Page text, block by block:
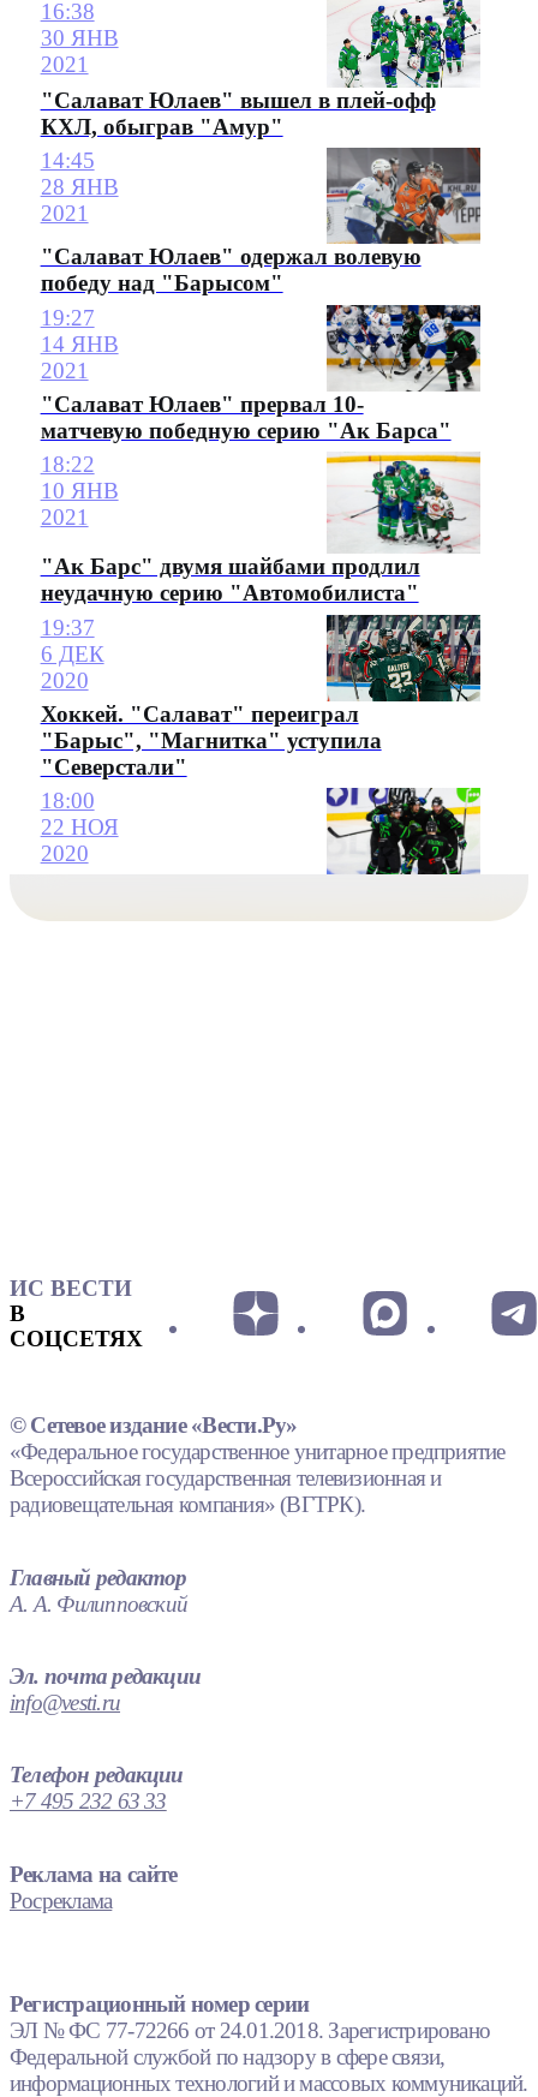
16:38
30 ЯНВ
2021
"Салават Юлаев" вышел в плей-офф
КХЛ, обыграв "Амур"
14:45
28 ЯНВ
2021
"Салават Юлаев" одержал волевую
победу над "Барысом"
19:27
14 ЯНВ
2021
"Салават Юлаев" прервал 10-
матчевую победную серию "Ак Барса"
18:22
10 ЯНВ
2021
"Ак Барс" двумя шайбами продлил
неудачную серию "Автомобилиста"
19:37
6 ДЕК
2020
Хоккей. "Салават" переиграл
"Барыс", "Магнитка" уступила
"Северстали"
18:00
22 НОЯ
2020
ИС ВЕСТИ
В
СОЦСЕТЯХ
© Сетевое издание «Вести.Ру»
«Федеральное государственное унитарное предприятие
Всероссийская государственная телевизионная и
радиовещательная компания» (ВГТРК).
Главный редактор
А. А. Филипповский
Эл. почта редакции
info@vesti.ru
Телефон редакции
+7 495 232 63 33
Реклама на сайте
Росреклама
Регистрационный номер серии
ЭЛ № ФС 77-72266 от 24.01.2018. Зарегистрировано
Федеральной службой по надзору в сфере связи,
информационных технологий и массовых коммуникаций.